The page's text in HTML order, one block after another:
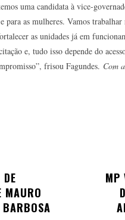
uma candidata à vice-
as mulheres. Vamos
as unidades já em
e, tudo isso depende do
frisou Fagundes. Com
MAURO
BARBOSA
MP